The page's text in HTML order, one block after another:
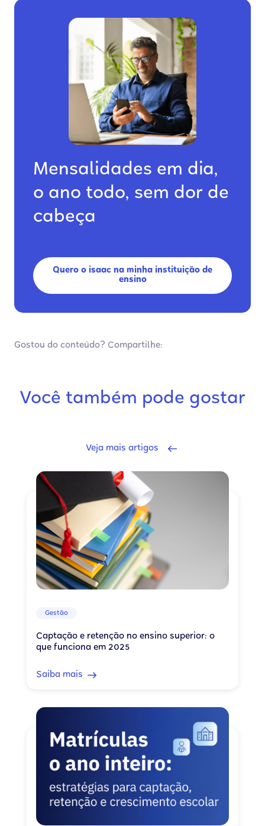
Mensalidades em dia,
o ano todo, sem dor de
cabeça
Quero o isaac na minha instituição de
ensino
Gostou do conteúdo? Compartilhe:
Você também pode gostar
Veja mais artigos
Gestão
Captação e retenção no ensino superior: o
que funciona em 2025
Saiba mais